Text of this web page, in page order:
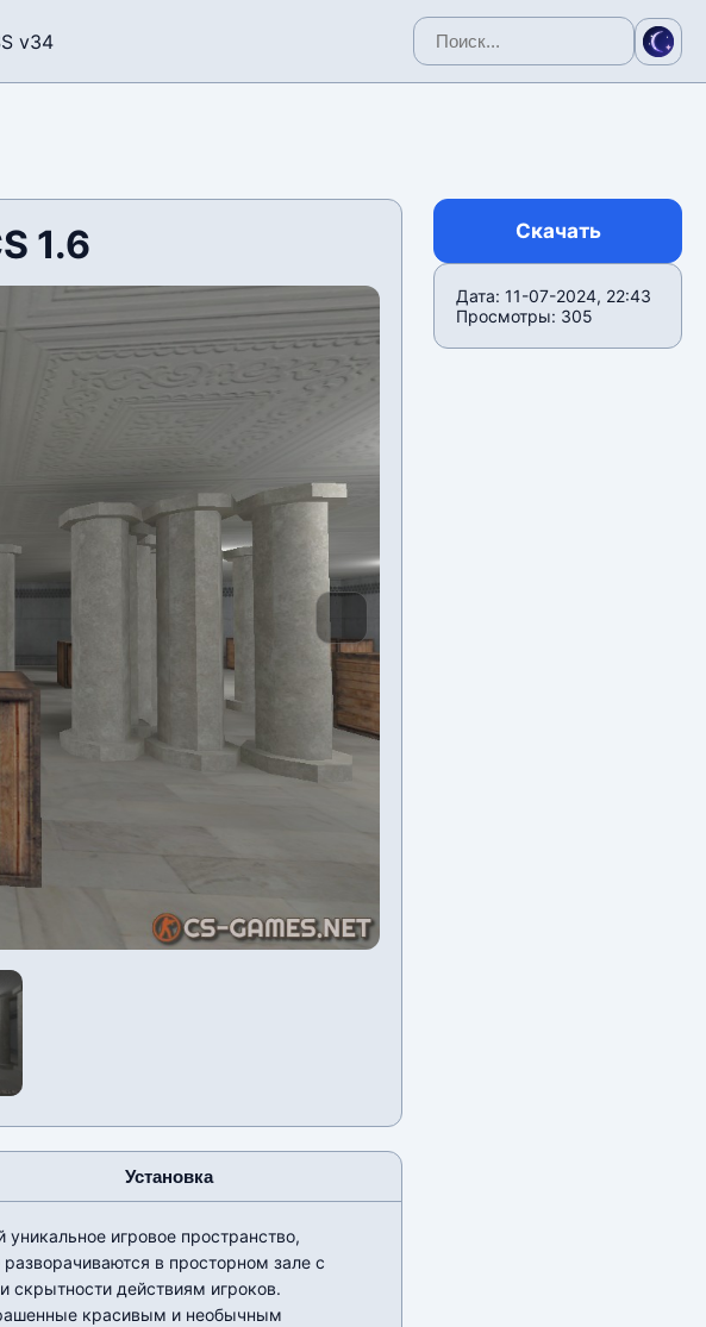
v34
1.6
Установка
игровое пространство,
в просторном зале с
скрытности действиям игроков.
красивым и необычным
Скачать
Дата: 11-07-2024, 22:43
Просмотры: 305